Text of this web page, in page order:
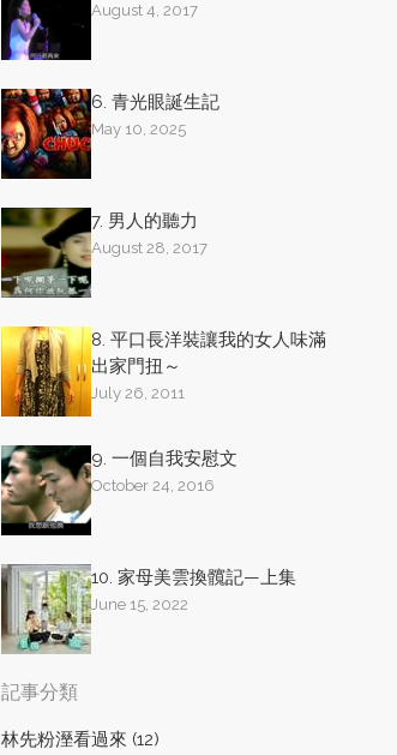
August 4, 2017
6. 青光眼誕生記
May 10, 2025
7. 男人的聽力
August 28, 2017
8. 平口長洋裝讓我的女人味滿
出家門扭～
July 26, 2011
9. 一個自我安慰文
October 24, 2016
10. 家母美雲換髖記—上集
June 15, 2022
記事分類
林先粉溼看過來 (12)